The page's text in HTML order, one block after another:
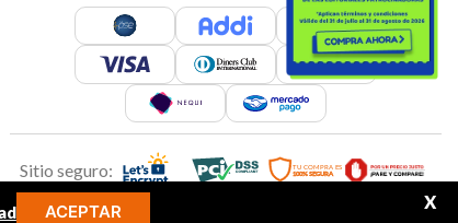
ACEPTAR X
Sitio seguro: